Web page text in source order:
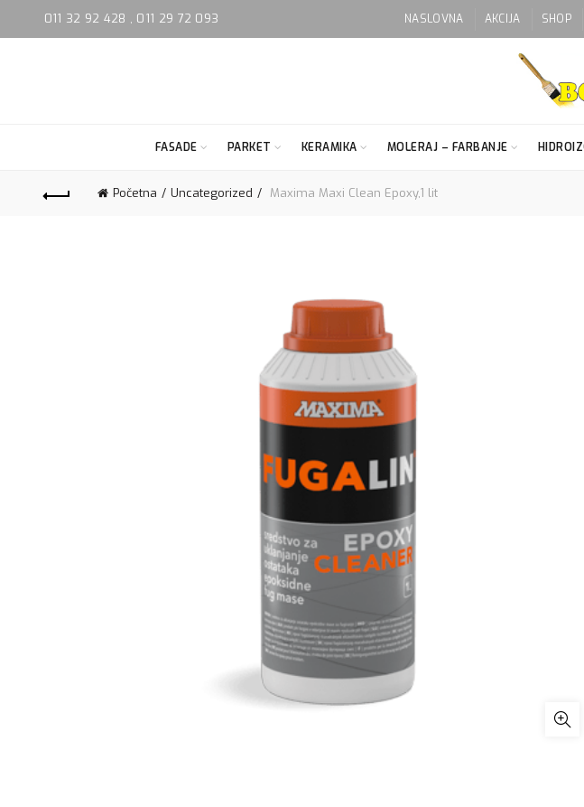
011 32 92 428 , 011 29 72 093 NASLOVNA AKCIJA SHOP
FASADE PARKET KERAMIKA MOLERAJ – FARBANJE
Početna Uncategorized Maxima Maxi Clean Epoxy,1 lit